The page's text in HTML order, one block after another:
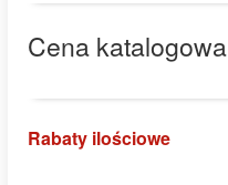
Cena katalogowa
Rabaty ilościowe